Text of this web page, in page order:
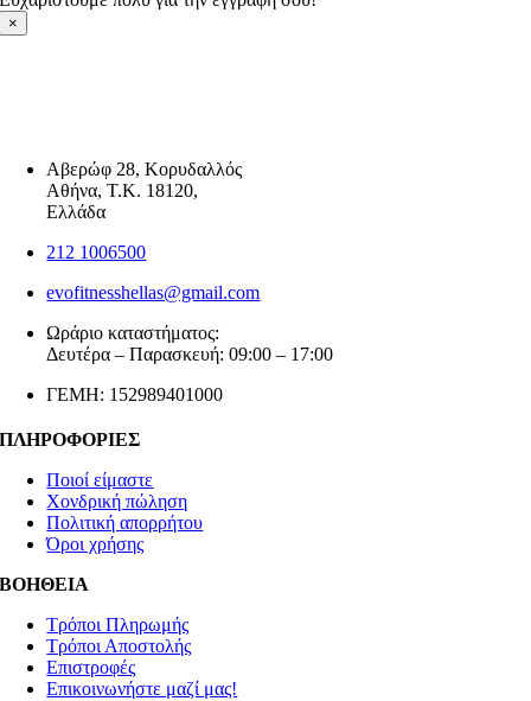
×
Αβερώφ 28, Κορυδαλλός
Αθήνα, Τ.Κ. 18120,
Ελλάδα
212 1006500
evofitnesshellas@gmail.com
Ωράριο καταστήματος:
Δευτέρα – Παρασκευή: 09:00 – 17:00
ΓΕΜΗ: 152989401000
ΠΛΗΡΟΦΟΡΙΕΣ
Ποιοί είμαστε
Χονδρική πώληση
Πολιτική απορρήτου
Όροι χρήσης
ΒΟΗΘΕΙΑ
Τρόποι Πληρωμής
Τρόποι Αποστολής
Επιστροφές
Επικοινωνήστε μαζί μας!